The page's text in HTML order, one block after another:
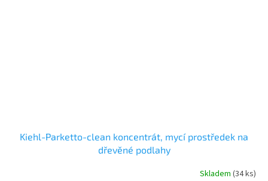
Kiehl-Parketto-clean koncentrát, mycí prostředek na
dřevěné podlahy
Skladem(34 ks)